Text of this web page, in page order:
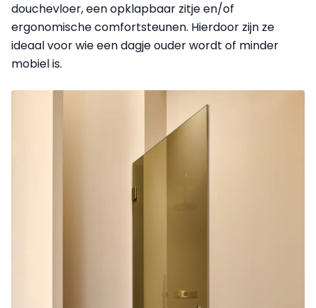
douchevloer, een opklapbaar zitje en/of
ergonomische comfortsteunen. Hierdoor zijn ze
ideaal voor wie een dagje ouder wordt of minder
mobiel is.